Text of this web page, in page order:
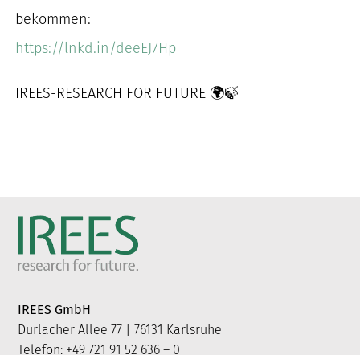
bekommen:
https://lnkd.in/deeEJ7Hp
IREES-RESEARCH FOR FUTURE 🌍🍃
IREES GmbH
Durlacher Allee 77 | 76131 Karlsruhe
Telefon: +49 721 91 52 636 – 0